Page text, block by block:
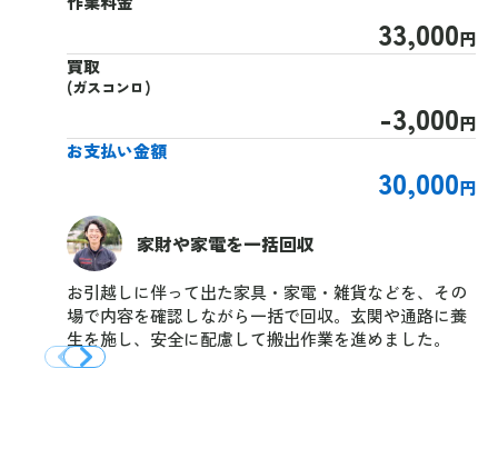
33,000円
買取
(ガスコンロ)
-3,000円
お支払い金額
30,000円
家財や家電を一括回収
お引越しに伴って出た家具・家電・雑貨などを、その
場で内容を確認しながら一括で回収。玄関や通路に養
生を施し、安全に配慮して搬出作業を進めました。